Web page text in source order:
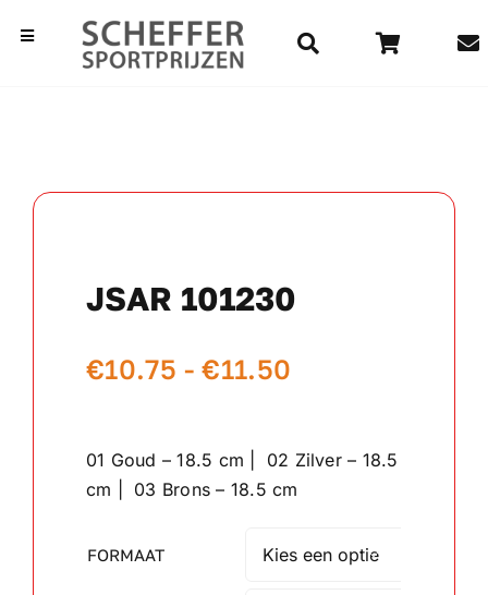
naarToggle
Navigation
Medailles
Kampioensschalen
Rozetten
Wandborden
JSAR 101230
€10.75 - €11.50
€11.50
01 Goud – 18.5 cm | 02 Zilver – 18.5
cm | 03 Brons – 18.5 cm
FORMAAT 